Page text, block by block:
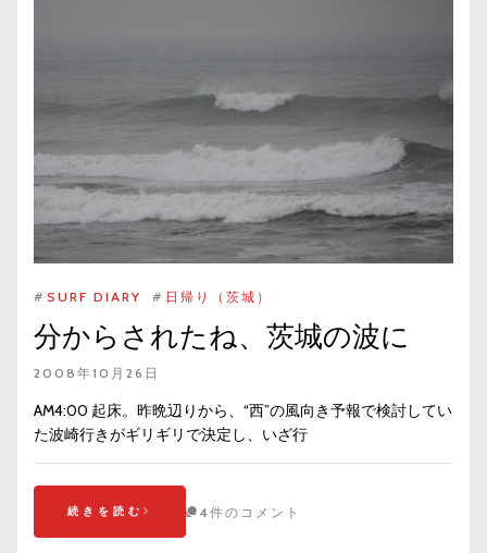
# SURF DIARY # 日帰り（茨城）
分からされたね、茨城の波に
2008年10月26日
AM4:00 起床。昨晩辺りから、“西”の風向き予報で検討してい
た波崎行きがギリギリで決定し、いざ行
続きを読む 4件のコメント